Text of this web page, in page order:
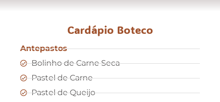
Cardápio Boteco
Antepastos
Bolinho de Carne Seca
Pastel de Carne
Pastel de Queijo